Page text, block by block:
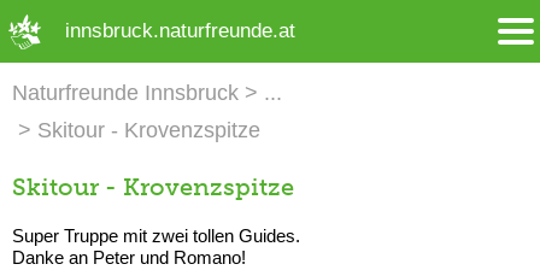
innsbruck.naturfreunde.at
Naturfreunde Innsbruck
Skitour - Krovenzspitze
Skitour - Krovenzspitze
Super Truppe mit zwei tollen Guides.
Danke an Peter und Romano!